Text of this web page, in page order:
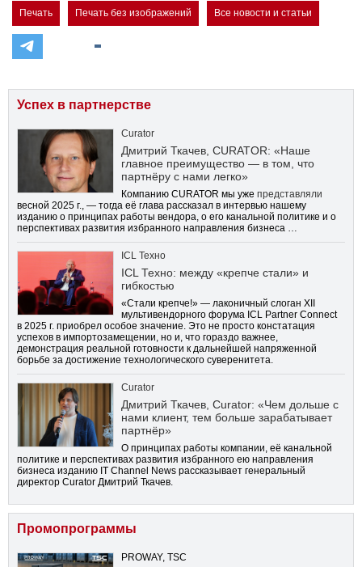
Печать Печать без изображений Все новости и статьи
Успех в партнерстве
Curator
Дмитрий Ткачев, CURATOR: «Наше
главное преимущество — в том, что
партнёру с нами легко»
Компанию CURATOR мы уже представляли
весной 2025 г., — тогда её глава рассказал в интервью нашему
изданию о принципах работы вендора, о его канальной политике и о
перспективах развития избранного направления бизнеса …
ICL Техно
ICL Техно: между «крепче стали» и
гибкостью
«Стали крепче!» — лаконичный слоган XII
мультивендорного форума ICL Partner Connect
в 2025 г. приобрел особое значение. Это не просто констатация
успехов в импортозамещении, но и, что гораздо важнее,
демонстрация реальной готовности к дальнейшей напряженной
борьбе за достижение технологического суверенитета.
Curator
Дмитрий Ткачев, Curator: «Чем дольше с
нами клиент, тем больше зарабатывает
партнёр»
О принципах работы компании, её канальной
политике и перспективах развития избранного ею направления
бизнеса изданию IT Channel News рассказывает генеральный
директор Curator Дмитрий Ткачев.
Промопрограммы
PROWAY, TSC